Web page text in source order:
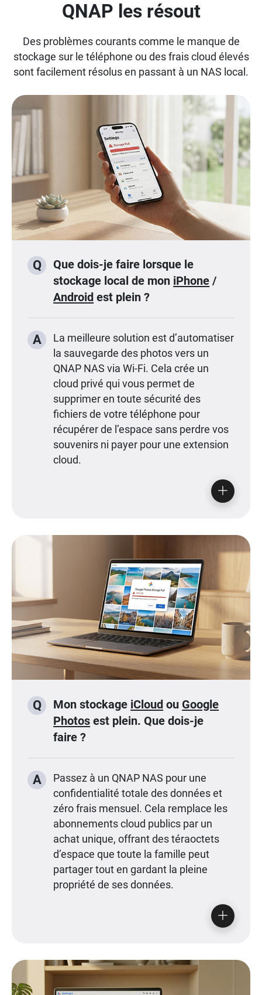
QNAP les résout
Des problèmes courants comme le manque de
stockage sur le téléphone ou des frais cloud élevés
sont facilement résolus en passant à un NAS local.
Q
Que dois-je faire lorsque le
stockage local de mon iPhone /
Android est plein ?
A
La meilleure solution est d’automatiser
la sauvegarde des photos vers un
QNAP NAS via Wi-Fi. Cela crée un
cloud privé qui vous permet de
supprimer en toute sécurité des
fichiers de votre téléphone pour
récupérer de l’espace sans perdre vos
souvenirs ni payer pour une extension
cloud.
Q Mon stockage iCloud ou Google
Photos est plein. Que dois-je
faire ?
A
Passez à un QNAP NAS pour une
confidentialité totale des données et
zéro frais mensuel. Cela remplace les
abonnements cloud publics par un
achat unique, offrant des téraoctets
d’espace que toute la famille peut
partager tout en gardant la pleine
propriété de ses données.